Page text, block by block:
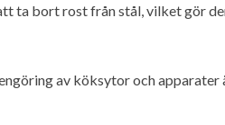
ta bort rost från stål, vilket gör
av köksytor och